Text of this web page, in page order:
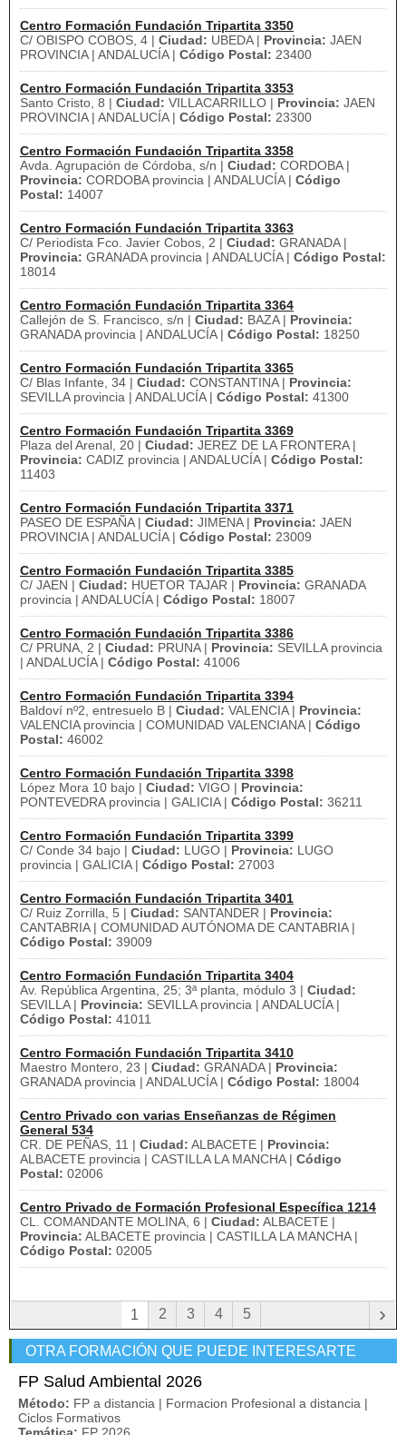
Centro Formación Fundación Tripartita 3350
C/ OBISPO COBOS, 4 | Ciudad: UBEDA | Provincia: JAEN
PROVINCIA | ANDALUCÍA | Código Postal: 23400
Centro Formación Fundación Tripartita 3353
Santo Cristo, 8 | Ciudad: VILLACARRILLO | Provincia: JAEN
PROVINCIA | ANDALUCÍA | Código Postal: 23300
Centro Formación Fundación Tripartita 3358
Avda. Agrupación de Córdoba, s/n | Ciudad: CORDOBA |
Provincia: CORDOBA provincia | ANDALUCÍA | Código
Postal: 14007
Centro Formación Fundación Tripartita 3363
C/ Periodista Fco. Javier Cobos, 2 | Ciudad: GRANADA |
Provincia: GRANADA provincia | ANDALUCÍA | Código Postal:
18014
Centro Formación Fundación Tripartita 3364
Callejón de S. Francisco, s/n | Ciudad: BAZA | Provincia:
GRANADA provincia | ANDALUCÍA | Código Postal: 18250
Centro Formación Fundación Tripartita 3365
C/ Blas Infante, 34 | Ciudad: CONSTANTINA | Provincia:
SEVILLA provincia | ANDALUCÍA | Código Postal: 41300
Centro Formación Fundación Tripartita 3369
Plaza del Arenal, 20 | Ciudad: JEREZ DE LA FRONTERA |
Provincia: CADIZ provincia | ANDALUCÍA | Código Postal:
11403
Centro Formación Fundación Tripartita 3371
PASEO DE ESPAÑA | Ciudad: JIMENA | Provincia: JAEN
PROVINCIA | ANDALUCÍA | Código Postal: 23009
Centro Formación Fundación Tripartita 3385
C/ JAEN | Ciudad: HUETOR TAJAR | Provincia: GRANADA
provincia | ANDALUCÍA | Código Postal: 18007
Centro Formación Fundación Tripartita 3386
C/ PRUNA, 2 | Ciudad: PRUNA | Provincia: SEVILLA provincia
| ANDALUCÍA | Código Postal: 41006
Centro Formación Fundación Tripartita 3394
Baldoví nº2, entresuelo B | Ciudad: VALENCIA | Provincia:
VALENCIA provincia | COMUNIDAD VALENCIANA | Código
Postal: 46002
Centro Formación Fundación Tripartita 3398
López Mora 10 bajo | Ciudad: VIGO | Provincia:
PONTEVEDRA provincia | GALICIA | Código Postal: 36211
Centro Formación Fundación Tripartita 3399
C/ Conde 34 bajo | Ciudad: LUGO | Provincia: LUGO
provincia | GALICIA | Código Postal: 27003
Centro Formación Fundación Tripartita 3401
C/ Ruiz Zorrilla, 5 | Ciudad: SANTANDER | Provincia:
CANTABRIA | COMUNIDAD AUTÓNOMA DE CANTABRIA |
Código Postal: 39009
Centro Formación Fundación Tripartita 3404
Av. República Argentina, 25; 3ª planta, módulo 3 | Ciudad:
SEVILLA | Provincia: SEVILLA provincia | ANDALUCÍA |
Código Postal: 41011
Centro Formación Fundación Tripartita 3410
Maestro Montero, 23 | Ciudad: GRANADA | Provincia:
GRANADA provincia | ANDALUCÍA | Código Postal: 18004
Centro Privado con varias Enseñanzas de Régimen
General 534
CR. DE PEÑAS, 11 | Ciudad: ALBACETE | Provincia:
ALBACETE provincia | CASTILLA LA MANCHA | Código
Postal: 02006
Centro Privado de Formación Profesional Específica 1214
CL. COMANDANTE MOLINA, 6 | Ciudad: ALBACETE |
Provincia: ALBACETE provincia | CASTILLA LA MANCHA |
Código Postal: 02005
1 2 3 4 5 ›
OTRA FORMACIÓN QUE PUEDE INTERESARTE
FP Salud Ambiental 2026
Método: FP a distancia | Formacion Profesional a distancia |
Ciclos Formativos